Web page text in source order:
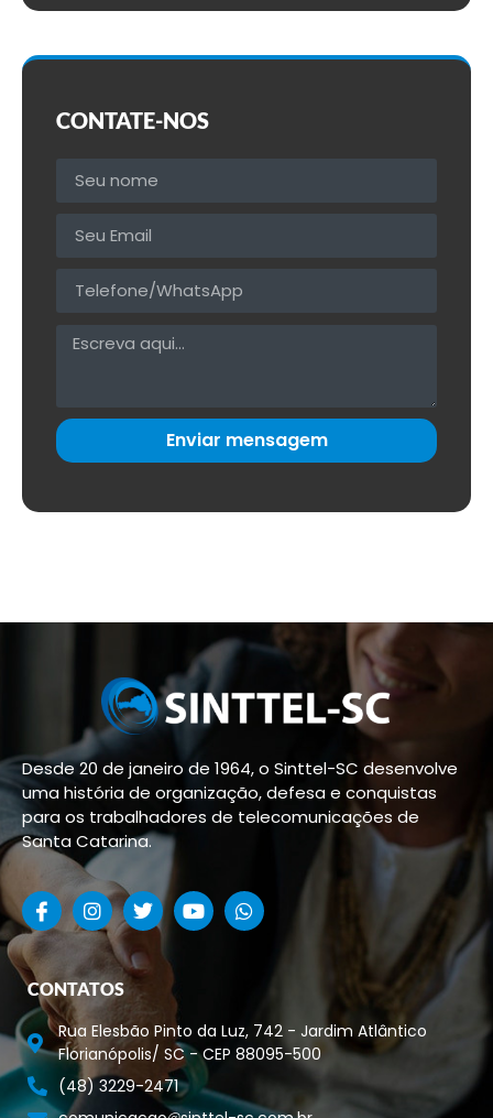
CONTATE-NOS
Enviar mensagem
Desde 20 de janeiro de 1964, o Sinttel-SC desenvolve
uma história de organização, defesa e conquistas
para os trabalhadores de telecomunicações de
Santa Catarina.
CONTATOS
Rua Elesbão Pinto da Luz, 742 - Jardim Atlântico
Florianópolis/ SC - CEP 88095-500
(48) 3229-2471